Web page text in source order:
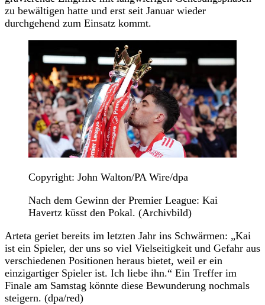
zu bewältigen hatte und erst seit Januar wieder
durchgehend zum Einsatz kommt.
Copyright: John Walton/PA Wire/dpa
Nach dem Gewinn der Premier League: Kai
Havertz küsst den Pokal. (Archivbild)
Arteta geriet bereits im letzten Jahr ins Schwärmen: „Kai
ist ein Spieler, der uns so viel Vielseitigkeit und Gefahr aus
verschiedenen Positionen heraus bietet, weil er ein
einzigartiger Spieler ist. Ich liebe ihn.“ Ein Treffer im
Finale am Samstag könnte diese Bewunderung nochmals
steigern. (dpa/red)